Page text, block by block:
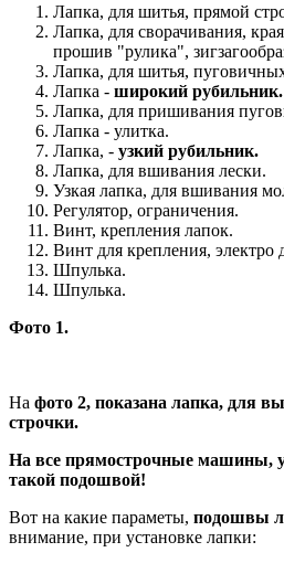
Лапка, для шитья, прямой
Лапка, для сворачивания,
прошив "рулика",
Лапка, для шитья,
Лапка - широкий рубильник.
Лапка, для пришивания
Лапка - улитка.
Лапка, - узкий рубильник.
Лапка, для вшивания лески.
Узкая лапка, для вшивания
Регулятор, ограничения.
Винт, крепления лапок.
Винт для крепления, электро
Шпулька.
Шпулька.
Фото 1.
На фото 2, показана лапка, для
строчки.
На все прямострочные машины,
такой подошвой!
Вот на какие параметы, подошвы
внимание, при установке лапки: